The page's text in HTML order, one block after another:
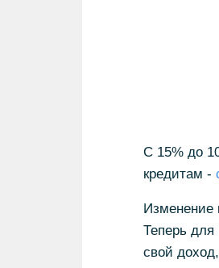
С 15% до
кредитам -
Изменение
Теперь
свой